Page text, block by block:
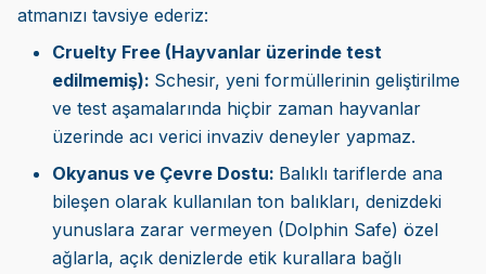
atmanızı tavsiye ederiz:
Cruelty Free (Hayvanlar üzerinde test
edilmemiş): Schesir, yeni formüllerinin geliştirilme
ve test aşamalarında hiçbir zaman hayvanlar
üzerinde acı verici invaziv deneyler yapmaz.
Okyanus ve Çevre Dostu: Balıklı tariflerde ana
bileşen olarak kullanılan ton balıkları, denizdeki
yunuslara zarar vermeyen (Dolphin Safe) özel
ağlarla, açık denizlerde etik kurallara bağlı